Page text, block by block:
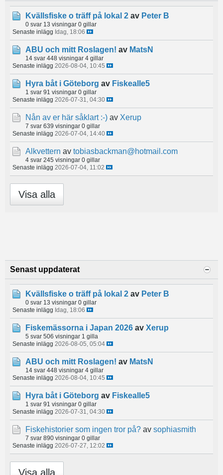
Kvällsfiske o träff på lokal 2 av Peter B
0 svar 13 visningar 0 gillar
Senaste inlägg Idag, 18:06
ABU och mitt Roslagen! av MatsN
14 svar 448 visningar 4 gillar
Senaste inlägg 2026-08-04, 10:45
Hyra båt i Göteborg av Fiskealle5
1 svar 91 visningar 0 gillar
Senaste inlägg 2026-07-31, 04:30
Nån av er här såklart :-) av Xerup
7 svar 639 visningar 0 gillar
Senaste inlägg 2026-07-04, 14:40
Alkvettern av tobiasbackman@hotmail.com
4 svar 245 visningar 0 gillar
Senaste inlägg 2026-07-04, 11:02
Visa alla
Senast uppdaterat
Kvällsfiske o träff på lokal 2 av Peter B
0 svar 13 visningar 0 gillar
Senaste inlägg Idag, 18:06
Fiskemässorna i Japan 2026 av Xerup
5 svar 506 visningar 1 gilla
Senaste inlägg 2026-08-05, 05:04
ABU och mitt Roslagen! av MatsN
14 svar 448 visningar 4 gillar
Senaste inlägg 2026-08-04, 10:45
Hyra båt i Göteborg av Fiskealle5
1 svar 91 visningar 0 gillar
Senaste inlägg 2026-07-31, 04:30
Fiskehistorier som ingen tror på? av sophiasmith
7 svar 890 visningar 0 gillar
Senaste inlägg 2026-07-27, 12:02
Visa alla